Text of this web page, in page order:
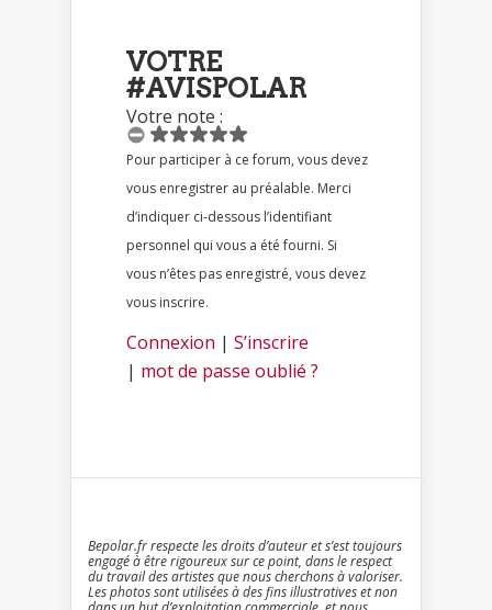
VOTRE
#AVISPOLAR
Votre note :
Pour participer à ce forum, vous devez
vous enregistrer au préalable. Merci
d’indiquer ci-dessous l’identifiant
personnel qui vous a été fourni. Si
vous n’êtes pas enregistré, vous devez
vous inscrire.
Connexion | S’inscrire
| mot de passe oublié ?
Bepolar.fr respecte les droits d’auteur et s’est toujours
engagé à être rigoureux sur ce point, dans le respect
du travail des artistes que nous cherchons à valoriser.
Les photos sont utilisées à des fins illustratives et non